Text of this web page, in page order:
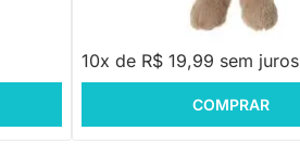
10x de R$ 19,99 sem juros
COMPRAR